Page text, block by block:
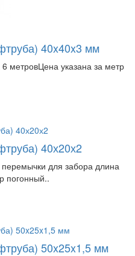
40x40x3 мм
метровЦена указана за метр
40х20х2
для забора длина
погонный..
50x25x1,5 мм